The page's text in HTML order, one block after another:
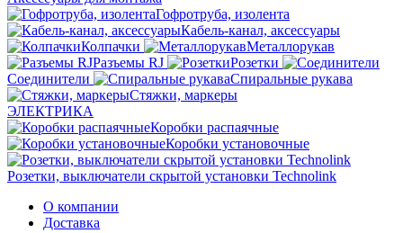
Гофротруба, изолента
Кабель-канал, аксессуары
Колпачки
Металлорукав
Разъемы RJ
Розетки
Соединители
Спиральные рукава
Стяжки, маркеры
ЭЛЕКТРИКА
Коробки распаячные
Коробки установочные
Розетки, выключатели скрытой установки Technolink
О компании
Доставка